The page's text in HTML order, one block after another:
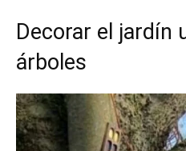
Decorar el jardín
árboles